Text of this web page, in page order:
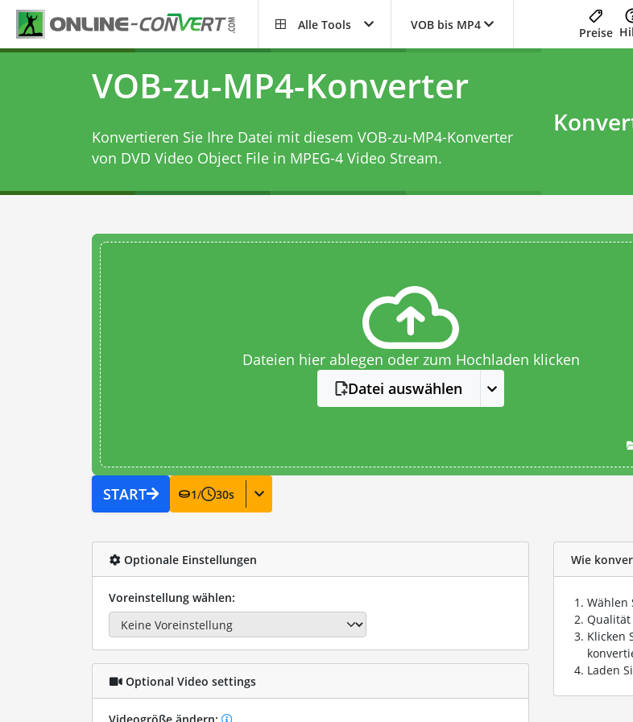
Alle Tools VOB bis MP4
Preise
VOB-zu-MP4-Konverter
Konvertieren Sie Ihre Datei mit diesem VOB-zu-MP4-Konverter
von DVD Video Object File in MPEG-4 Video Stream.
Dateien hier ablegen oder zum Hochladen klicken
Datei auswählen
START 1/ 30s
Optionale Einstellungen
Voreinstellung wählen:
Optional Video settings
Wie
Wählen
Qualität
Klicken
Laden